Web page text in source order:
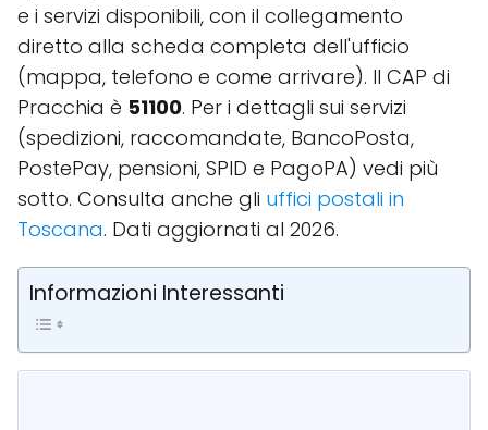
e i servizi disponibili, con il collegamento
diretto alla scheda completa dell'ufficio
(mappa, telefono e come arrivare). Il CAP di
Pracchia è 51100. Per i dettagli sui servizi
(spedizioni, raccomandate, BancoPosta,
PostePay, pensioni, SPID e PagoPA) vedi più
sotto. Consulta anche gli uffici postali in
Toscana. Dati aggiornati al 2026.
Informazioni Interessanti